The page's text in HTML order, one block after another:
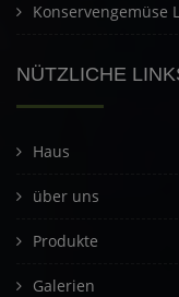
Konservengemüse
NÜTZLICHE
Haus
über uns
Produkte
Galerien